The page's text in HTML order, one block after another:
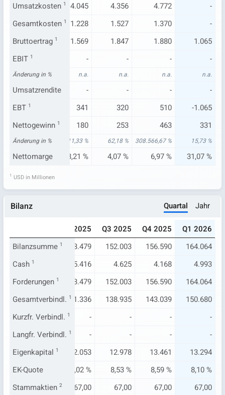
Umsatzkosten 1
3.822 4.045 4.356 4.772
-
Gesamtkosten 1
1.042 1.228 1.527 1.370
-
Bruttoertrag 1
1.411 1.569 1.847 1.880
1.065
EBIT 1 - - - -
Änderung in %
n.a. n.a. n.a. n.a. n.a.
Umsatzrendite
- - - -
-
EBT 1 341 320 510
-1.065
Nettogewinn 1
286 180 253 463 331
Änderung in %
36,19 % -11,33 % 62,18 % 308.566,67 % 15,73 %
Nettomarge
5,46 % 3,21 % 4,07 % 6,97 % 31,07 %
1 USD in Millionen
Bilanz Quartal Jahr
Q2 2025 Q3 2025 Q4 2025
Q1 2026
Bilanzsumme 1
128.210 133.479 152.003 156.590
164.064
Cash 15.151 5.416 4.625 4.168
4.993
Forderungen 1
128.210 133.479 152.003 156.590
164.064
Gesamtverbindl. 1
116.718 121.336 138.935 143.039
150.680
Kurzfr. Verbindl. 1
- - - -
-
Langfr. Verbindl. 1
- - - -
-
Eigenkapital 1
11.402 12.053 12.978 13.461
13.294
EK-Quote
8,89 % 9,02 % 8,53 % 8,59 %
8,10 %
Stammaktien 2
67,00 67,00 67,00 67,00 67,00